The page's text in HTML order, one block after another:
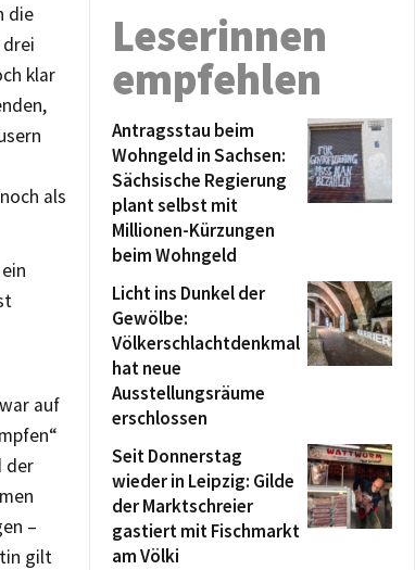
die
klar
als
auf
der
–
gilt
Leserinnen
empfehlen
Antragsstau beim
Wohngeld in Sachsen:
Sächsische Regierung
plant selbst mit
Millionen-Kürzungen
beim Wohngeld
Licht ins Dunkel der
Gewölbe:
Völkerschlachtdenkmal
hat neue
Ausstellungsräume
erschlossen
Seit Donnerstag
wieder in Leipzig: Gilde
der Marktschreier
gastiert mit Fischmarkt
am Völki